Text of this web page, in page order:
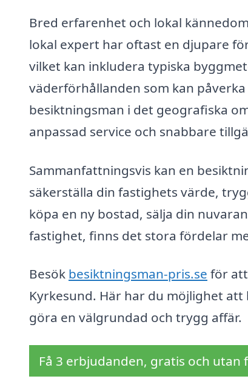
Bred erfarenhet och lokal
lokal expert har oftast en djupare
vilket kan inkludera typiska
väderförhållanden som kan
besiktningsman i det geografiska
anpassad service och snabbare
Sammanfattningsvis kan en
säkerställa din fastighets värde,
köpa en ny bostad, sälja din
fastighet, finns det stora fördelar
Besök besiktningsman-pris.se för
Kyrkesund. Här har du möjlighet
göra en välgrundad och trygg affär.
Få 3 erbjudanden, gratis och utan